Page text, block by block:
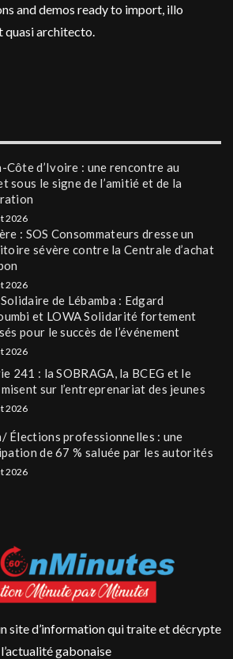
and demos ready to import, illo
quasi architecto.
Côte d’Ivoire : une rencontre au
sous le signe de l’amitié et de la
2026
: SOS Consommateurs dresse un
sévère contre la Centrale d’achat
2026
de Lébamba : Edgard
et LOWA Solidarité fortement
pour le succès de l’événement
2026
241 : la SOBRAGA, la BCEG et le
sur l’entreprenariat des jeunes
2026
Élections professionnelles : une
de 67 % saluée par les autorités
2026
site d’information qui traite et décrypte
l’actualité gabonaise